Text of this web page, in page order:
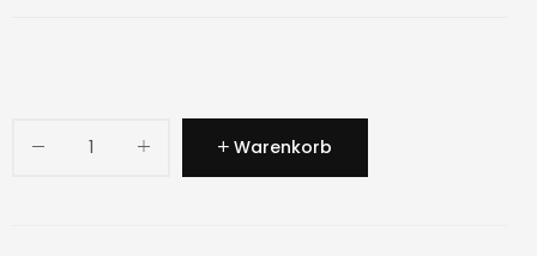
Warenkorb